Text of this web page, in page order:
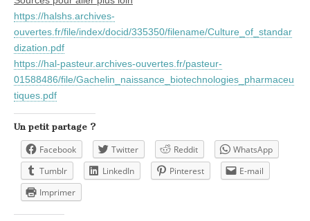
https://halshs.archives-
ouvertes.fr/file/index/docid/335350/filename/Culture_of_standar
dization.pdf
https://hal-pasteur.archives-ouvertes.fr/pasteur-
01588486/file/Gachelin_naissance_biotechnologies_pharmaceu
tiques.pdf
Un petit partage ?
Facebook Twitter Reddit
WhatsApp
Tumblr
LinkedIn Pinterest
E-mail
Imprimer